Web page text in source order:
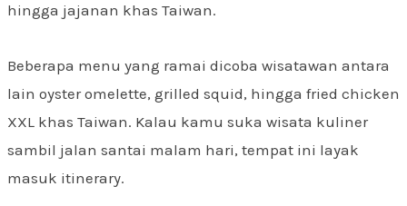
hingga jajanan khas Taiwan.
Beberapa menu yang ramai dicoba wisatawan antara
lain oyster omelette, grilled squid, hingga fried chicken
XXL khas Taiwan. Kalau kamu suka wisata kuliner
sambil jalan santai malam hari, tempat ini layak
masuk itinerary.